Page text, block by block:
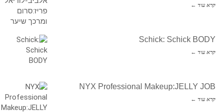
קרא עוד ←
Schick: Schick BODY
קרא עוד ←
NYX Professional Makeup:JELLY JOB
קרא עוד ←